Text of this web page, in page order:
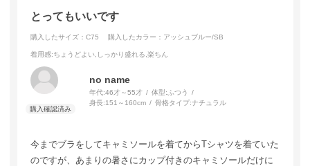
とってもいいです
購入したサイズ：C75 購入したカラー：アッシュブルー/SB
着用感:ちょうどよい,しっかり盛れる,楽ちん
no name
年代:46才～55才 体型: ふつう
身長:151～160cm 骨格タイプ:ナチュラル
今までブラをしてキャミソールを着てからTシャツを着ていた
のですが、あまりの暑さにカップ付きのキャミソールだけに